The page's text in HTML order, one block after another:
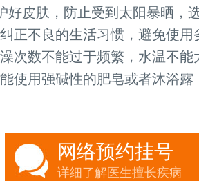
好皮肤，防止受到太阳暴晒，
正不良的生活习惯，避免使用
次数不能过于频繁，水温不能
使用强碱性的肥皂或者沐浴露
网络预约挂号
详细了解医生擅长疾病